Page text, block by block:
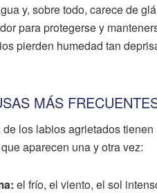
y, sobre todo, carece de
para protegerse y
pierden humedad tan
MÁS
de los labios agrietados
aparecen una y otra vez:
el frío, el viento, el sol